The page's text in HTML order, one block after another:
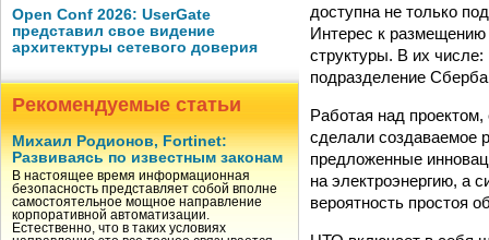
Open Conf 2026: UserGate
представил свое видение
архитектуры сетевого доверия
Рекомендуемые статьи
Михаил Родионов, Fortinet:
Развиваясь по известным законам
В настоящее время информационная
безопасность представляет собой вполне
самостоятельное мощное направление
корпоративной автоматизации.
Естественно, что в таких условиях
доступна не только
Интерес к размещению
структуры. В их
подразделение
Работая над
сделали создаваемое
предложенные
на электроэнергию, а
вероятность простоя